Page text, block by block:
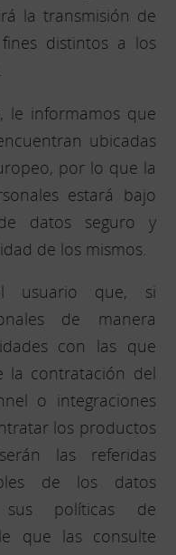
la transmisión de
distintos a los
le informamos que
ubicadas
por lo que la
estará bajo
datos seguro y
de los mismos.
usuario que, si
de manera
con las que
la contratación del
o integraciones
los productos
las referidas
de los datos
sus políticas de
que las consulte